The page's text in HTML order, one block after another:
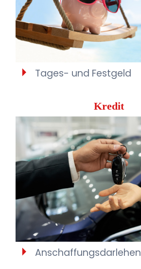
Tages- und Festgeld
Kredit
Anschaffungsdarlehen